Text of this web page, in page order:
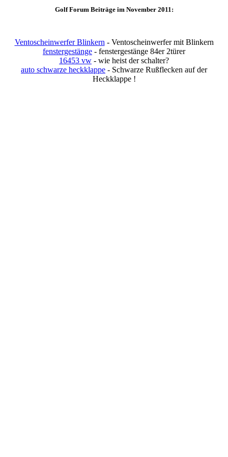
Golf Forum Beiträge im November 2011:
Ventoscheinwerfer Blinkern - Ventoscheinwerfer mit Blinkern
fenstergestänge - fenstergestänge 84er 2türer
16453 vw - wie heist der schalter?
auto schwarze heckklappe - Schwarze Rußflecken auf der
Heckklappe !